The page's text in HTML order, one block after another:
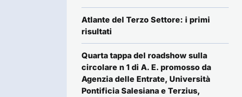
Atlante del Terzo Settore: i primi
risultati
Quarta tappa del roadshow sulla
circolare n 1 di A. E. promosso da
Agenzia delle Entrate, Università
Pontificia Salesiana e Terzius,